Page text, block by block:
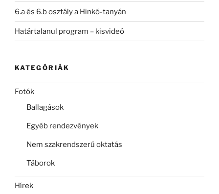
6.a és 6.b osztály a Hinkó-tanyán
Határtalanul program – kisvideó
KATEGÓRIÁK
Fotók
Ballagások
Egyéb rendezvények
Nem szakrendszerű oktatás
Táborok
Hírek